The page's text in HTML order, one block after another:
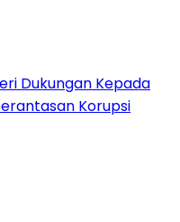
Dukungan Kepada
Korupsi